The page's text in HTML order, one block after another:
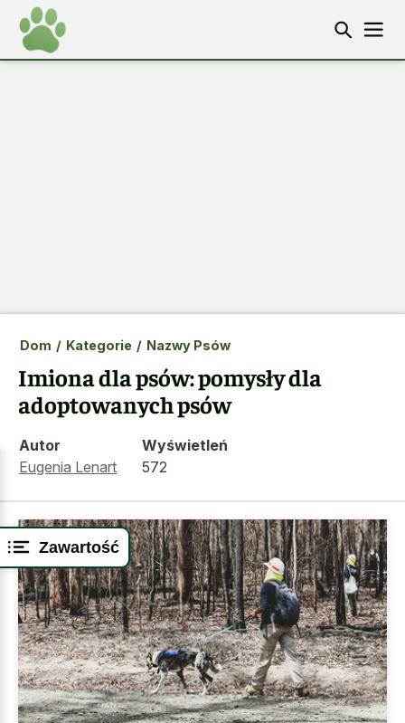
Zawartość
Dom / Kategorie / Nazwy Psów
Imiona dla psów: pomysły dla
adoptowanych psów
Autor
Eugenia Lenart
Wyświetleń
572